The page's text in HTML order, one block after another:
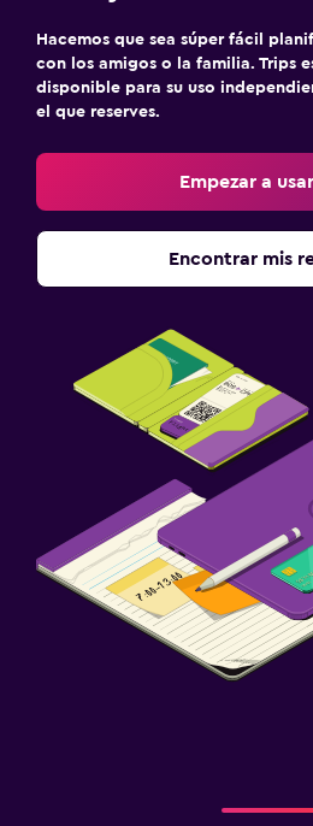
Hacemos que sea súper fácil
con los amigos o la familia. Trips
disponible para su uso
el que reserves.
Empezar a
Encontrar mis